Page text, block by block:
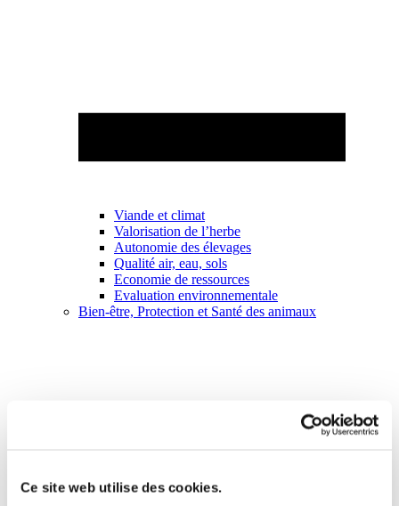
Ce site web utilise des cookies.
Viande et climat
Valorisation de l’herbe
Autonomie des élevages
Qualité air, eau, sols
Economie de ressources
Evaluation environnementale
Bien-être, Protection et Santé des animaux